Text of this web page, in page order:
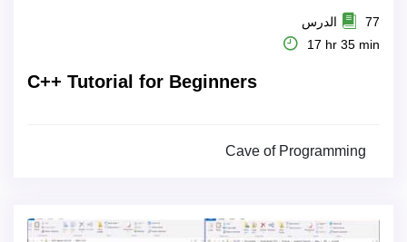
77 الدرس
17 hr 35 min
C++ Tutorial for Beginners
Cave of Programming